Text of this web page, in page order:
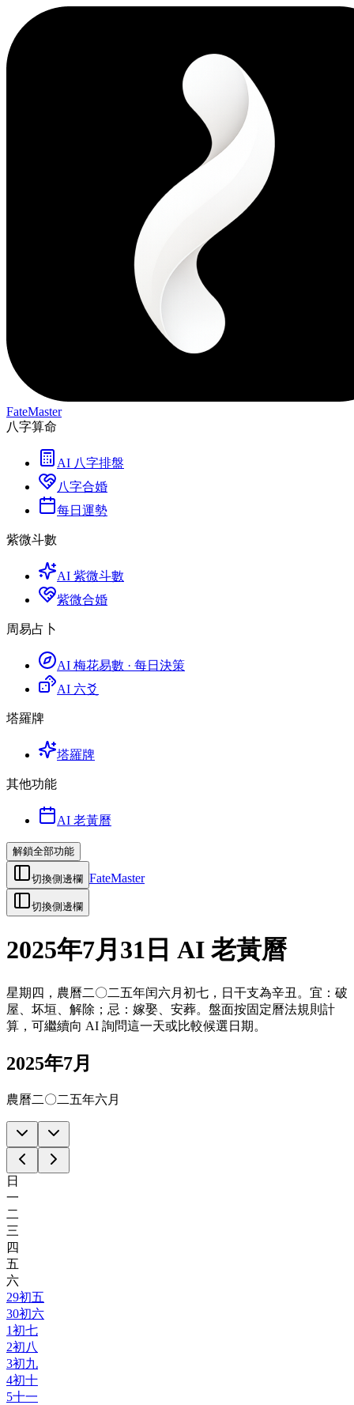
FateMaster
八字算命
AI 八字排盤
八字合婚
每日運勢
紫微斗數
AI 紫微斗數
紫微合婚
周易占卜
AI 梅花易數 · 每日決策
AI 六爻
塔羅牌
塔羅牌
其他功能
AI 老黃曆
解鎖全部功能
切換側邊欄 FateMaster
切換側邊欄
2025年7月31日 AI 老黃曆
星期四，農曆二〇二五年闰六月初七，日干支為辛丑。宜：破
屋、坏垣、解除；忌：嫁娶、安葬。盤面按固定曆法規則計
算，可繼續向 AI 詢問這一天或比較候選日期。
2025年7月
農曆二〇二五年六月
日
一
二
三
四
五
六
29初五
30初六
1初七
2初八
3初九
4初十
5十一